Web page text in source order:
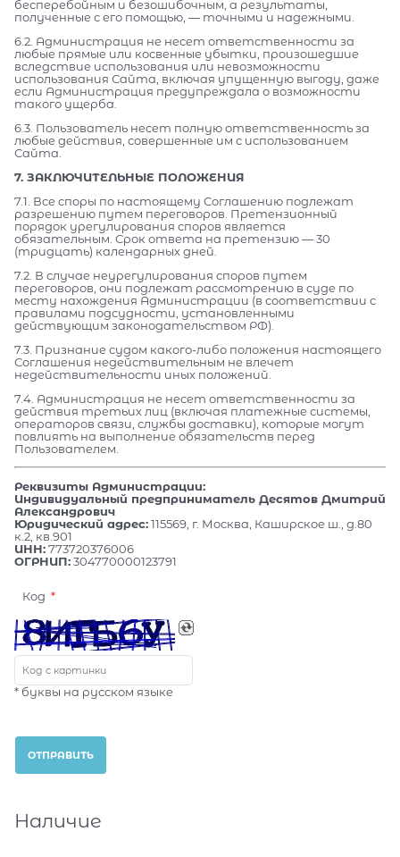
бесперебойным и безошибочным, а результаты,
полученные с его помощью, — точными и надежными.
6.2. Администрация не несет ответственности за
любые прямые или косвенные убытки, произошедшие
вследствие использования или невозможности
использования Сайта, включая упущенную выгоду, даже
если Администрация предупреждала о возможности
такого ущерба.
6.3. Пользователь несет полную ответственность за
любые действия, совершенные им с использованием
Сайта.
7. ЗАКЛЮЧИТЕЛЬНЫЕ ПОЛОЖЕНИЯ
7.1. Все споры по настоящему Соглашению подлежат
разрешению путем переговоров. Претензионный
порядок урегулирования споров является
обязательным. Срок ответа на претензию — 30
(тридцать) календарных дней.
7.2. В случае неурегулирования споров путем
переговоров, они подлежат рассмотрению в суде по
месту нахождения Администрации (в соответствии с
правилами подсудности, установленными
действующим законодательством РФ).
7.3. Признание судом какого-либо положения настоящего
Соглашения недействительным не влечет
недействительности иных положений.
7.4. Администрация не несет ответственности за
действия третьих лиц (включая платежные системы,
операторов связи, службы доставки), которые могут
повлиять на выполнение обязательств перед
Пользователем.
Реквизиты Администрации:
Индивидуальный предприниматель Десятов Дмитрий
Александрович
Юридический адрес:115569, г. Москва, Каширское ш., д.80
к.2, кв.901
ИНН:773720376006
ОГРНИП:304770000123791
Код
* буквы на русском языке
Наличие